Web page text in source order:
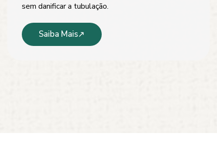
sem danificar a tubulação.
Saiba Mais